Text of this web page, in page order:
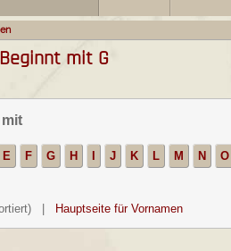
mit G
E F G H I J K L M N O
| Hauptseite für Vornamen